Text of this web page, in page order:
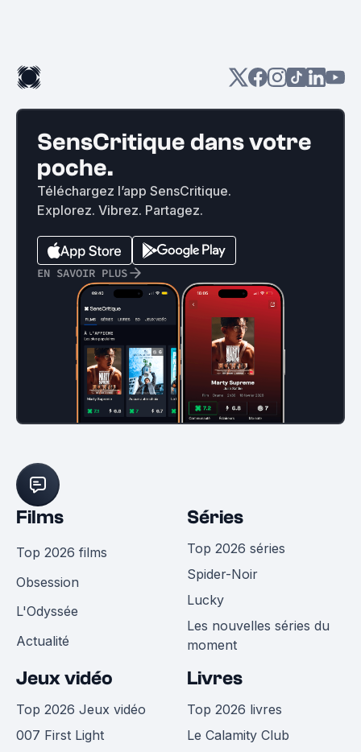
SensCritique dans votre
poche.
Téléchargez l’app SensCritique.
Explorez. Vibrez. Partagez.
EN SAVOIR PLUS
Films
Top 2026 films
Obsession
L'Odyssée
Actualité
Séries
Top 2026 séries
Spider-Noir
Lucky
Les nouvelles séries du
moment
Jeux vidéo
Top 2026 Jeux vidéo
007 First Light
Livres
Top 2026 livres
Le Calamity Club